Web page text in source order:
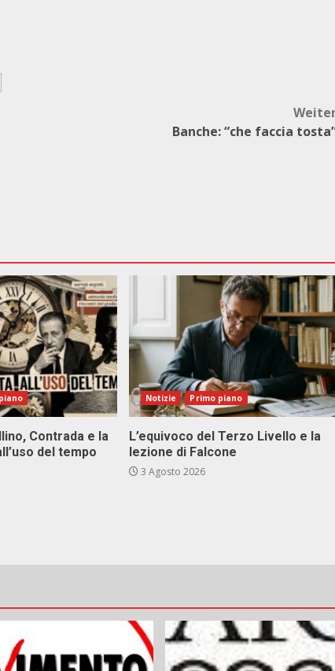
Banche: “che faccia
Contrada e la
del tempo
Notizie Primo piano
L’equivoco del Terzo Livello e la
lezione di Falcone
3 Agosto 2026